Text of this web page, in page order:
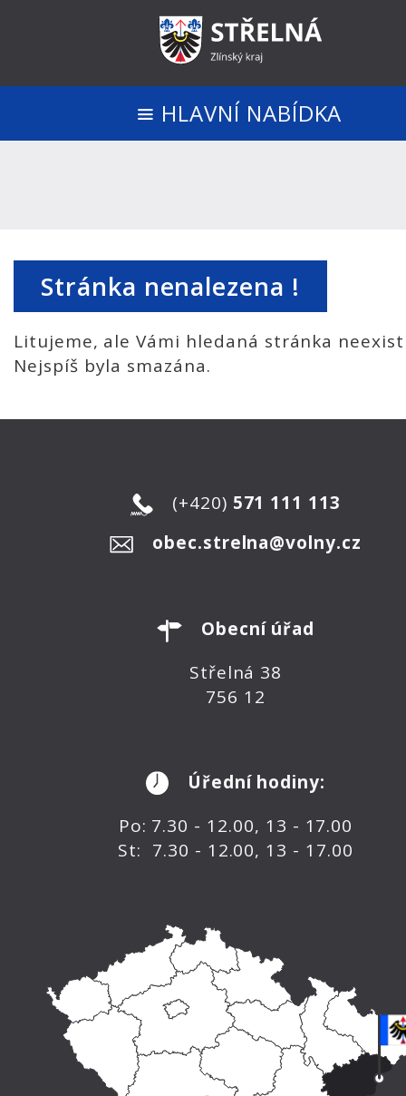
HLAVNÍ NABÍDKA
Stránka nenalezena !
Litujeme, ale Vámi hledaná stránka
Nejspíš byla smazána.
(+420) 571 111 113
obec.strelna@volny.cz
Obecní úřad
Střelná 38
756 12
Úřední hodiny:
Po: 7.30 - 12.00, 13 - 17.00
St: 7.30 - 12.00, 13 - 17.00